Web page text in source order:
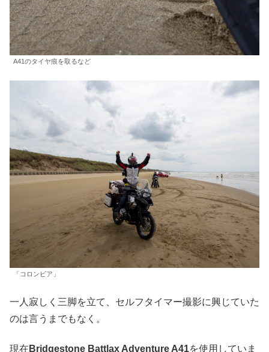
A41のタイヤ痕を取るなど
「コロンビア」
一人寂しく三脚を立て、セルフタイマー撮影に興じていた
のは言うまでもなく。
現在 Bridgestone Battlax Adventure A41を使用していま